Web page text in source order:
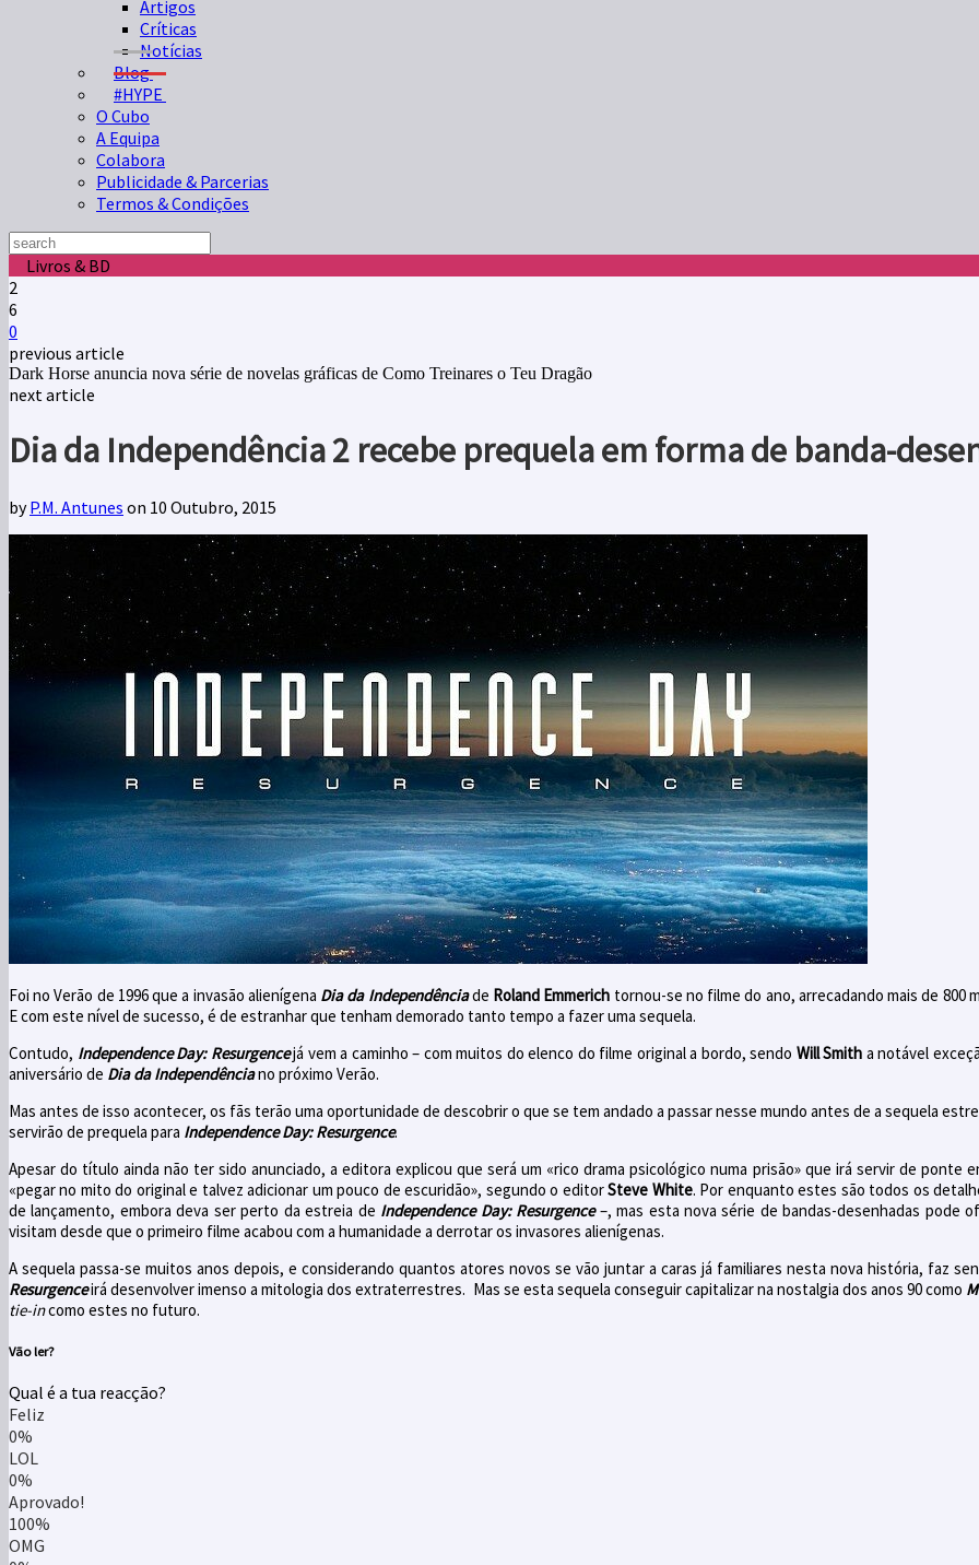
Artigos
Críticas
Notícias
Blog
#HYPE
O Cubo
A Equipa
Colabora
Publicidade & Parcerias
Termos & Condições
Livros & BD
2
6
0
previous article
Dark Horse anuncia nova série de novelas gráficas de Como Treinares o Teu Dragão
next article
Dia da Independência 2 recebe prequela em forma de banda-
byP.M. Antunes on 10 Outubro, 2015
Foi no Verão de 1996 que a invasão alienígena Dia da Independênciade Roland Emmerich tornou-se no filme do ano, arrecadando mais de 800
E com este nível de sucesso, é de estranhar que tenham demorado tanto tempo a fazer uma sequela.
Contudo, Independence Day: Resurgencejá vem a caminho – com muitos do elenco do filme original a bordo, sendo Will Smith a notável
aniversário de Dia da Independênciano próximo Verão.
Mas antes de isso acontecer, os fãs terão uma oportunidade de descobrir o que se tem andado a passar nesse mundo antes de a sequela
servirão de prequela para Independence Day: Resurgence.
Apesar do título ainda não ter sido anunciado, a editora explicou que será um «rico drama psicológico numa prisão» que irá servir de ponte
«pegar no mito do original e talvez adicionar um pouco de escuridão», segundo o editorSteve White. Por enquanto estes são todos os
de lançamento, embora deva ser perto da estreia de Independence Day: Resurgence–, mas esta nova série de bandas-desenhadas pode
visitam desde que o primeiro filme acabou com a humanidade a derrotar os invasores alienígenas.
A sequela passa-se muitos anos depois, e considerando quantos atores novos se vão juntar a caras já familiares nesta nova história, faz
Resurgenceirá desenvolver imenso a mitologia dos extraterrestres. Mas se esta sequela conseguir capitalizar na nostalgia dos anos 90 como
tie-incomo estes no futuro.
Vão ler?
Qual é a tua reacção?
Feliz
0%
LOL
0%
Aprovado!
100%
OMG